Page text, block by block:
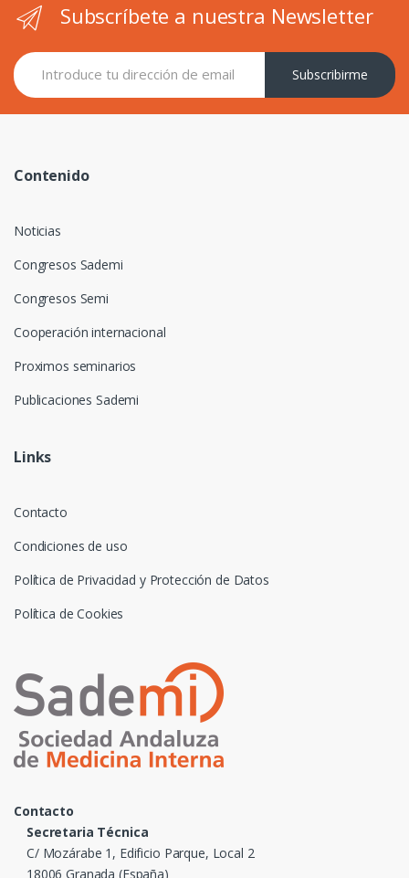
Subscríbete a nuestra Newsletter
Subscribirme
Contenido
Noticias
Congresos Sademi
Congresos Semi
Cooperación internacional
Proximos seminarios
Publicaciones Sademi
Links
Contacto
Condiciones de uso
Política de Privacidad y Protección de Datos
Política de Cookies
Contacto
Secretaria Técnica
C/ Mozárabe 1, Edificio Parque, Local 2
18006 Granada (España)